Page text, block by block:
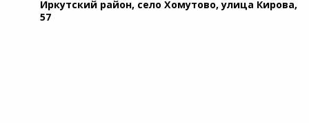
Иркутский район, село Хомутово, улица Кирова,
57